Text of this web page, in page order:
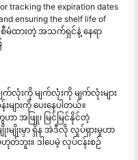
tracking the expiration dates
ensuring the shelf life of
စီမံထားတဲ့ အသက်ရှင်နဲ့ နေရာ
က်လုံးကို မျက်လုံးကို မျက်လုံးများ
များကို ပေးနေပါတယ်။
ာ အဖြူ၊ မြင်မြင်နိုင်တဲ့
မျိုးမျိုးမှာ ရှိန အဲဒီလို လှုပ်ရှားမှုဟာ
ဘူး။ ဒါပေမဲ့ လုပ်ငန်းစဉ်